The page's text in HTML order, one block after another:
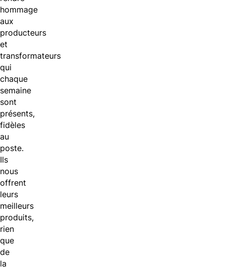
hommage
aux
producteurs
et
transformateurs
qui
chaque
semaine
sont
présents,
fidèles
au
poste.
Ils
nous
offrent
leurs
meilleurs
produits,
rien
que
de
la